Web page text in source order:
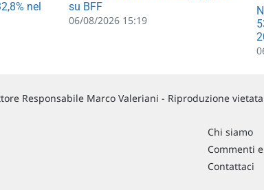
nel
su BFF
06/08/2026 15:19
Responsabile Marco Valeriani - Riproduzione vietata
Chi siamo
Commenti
Contattaci